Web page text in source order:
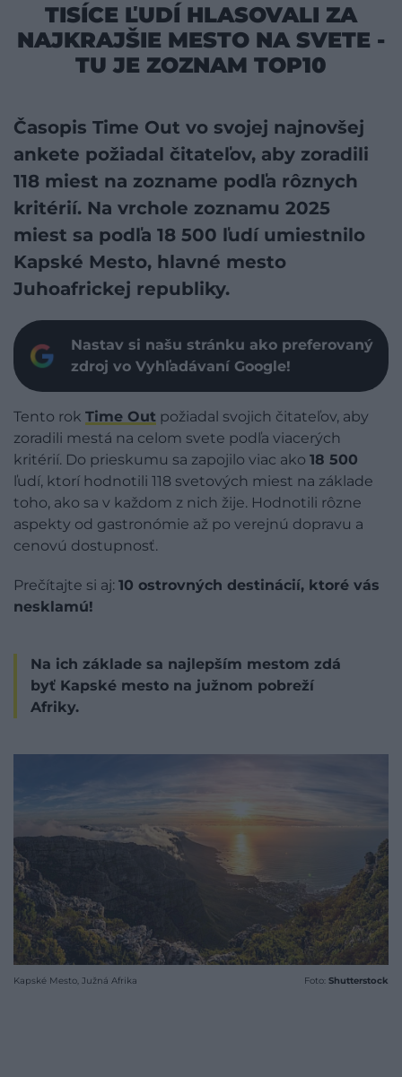
TISÍCE ĽUDÍ HLASOVALI ZA
NAJKRAJŠIE MESTO NA SVETE -
TU JE ZOZNAM TOP10
Časopis Time Out vo svojej najnovšej
ankete požiadal čitateľov, aby zoradili
118 miest na zozname podľa rôznych
kritérií. Na vrchole zoznamu 2025
miest sa podľa 18 500 ľudí umiestnilo
Kapské Mesto, hlavné mesto
Juhoafrickej republiky.
Nastav si našu stránku ako preferovaný
zdroj vo Vyhľadávaní Google!
Tento rok Time Out požiadal svojich čitateľov, aby
zoradili mestá na celom svete podľa viacerých
kritérií. Do prieskumu sa zapojilo viac ako 18 500
ľudí, ktorí hodnotili 118 svetových miest na základe
toho, ako sa v každom z nich žije. Hodnotili rôzne
aspekty od gastronómie až po verejnú dopravu a
cenovú dostupnosť.
Prečítajte si aj: 10 ostrovných destinácií, ktoré vás
nesklamú!
Na ich základe sa najlepším mestom zdá
byť Kapské mesto na južnom pobreží
Afriky.
Kapské Mesto, Južná Afrika Foto: Shutterstock